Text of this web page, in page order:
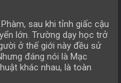
sau khi tỉnh giấc cậu
lớn. Trường dạy học trở
ở thế giới này đều sử
đáng nói là Mạc
khác nhau, là toàn